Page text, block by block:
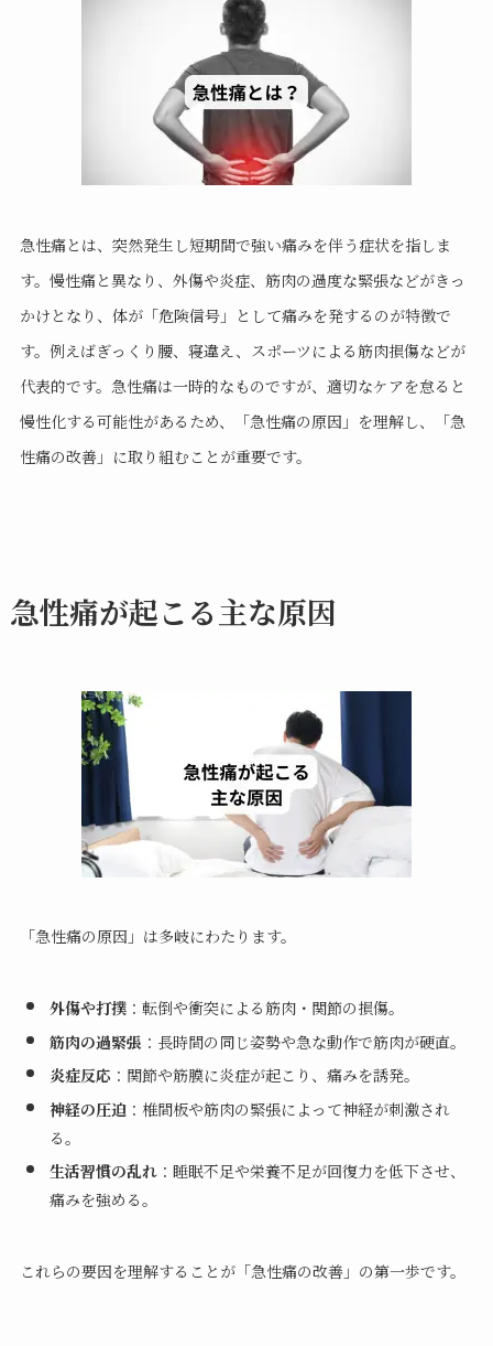
急性痛とは、突然発生し短期間で強い痛みを伴う症状を指しま
す。慢性痛と異なり、外傷や炎症、筋肉の過度な緊張などがきっ
かけとなり、体が「危険信号」として痛みを発するのが特徴で
す。例えばぎっくり腰、寝違え、スポーツによる筋肉損傷などが
代表的です。急性痛は一時的なものですが、適切なケアを怠ると
慢性化する可能性があるため、「急性痛の原因」を理解し、「急
性痛の改善」に取り組むことが重要です。
急性痛が起こる主な原因
「急性痛の原因」は多岐にわたります。
外傷や打撲：転倒や衝突による筋肉・関節の損傷。
筋肉の過緊張 ：長時間の同じ姿勢や急な動作で筋肉が硬直。
炎症反応 ：関節や筋膜に炎症が起こり、痛みを誘発。
神経の圧迫 ：椎間板や筋肉の緊張によって神経が刺激され
る。
生活習慣の乱れ：睡眠不足や栄養不足が回復力を低下させ、
痛みを強める。
これらの要因を理解することが「急性痛の改善」の第一歩です。